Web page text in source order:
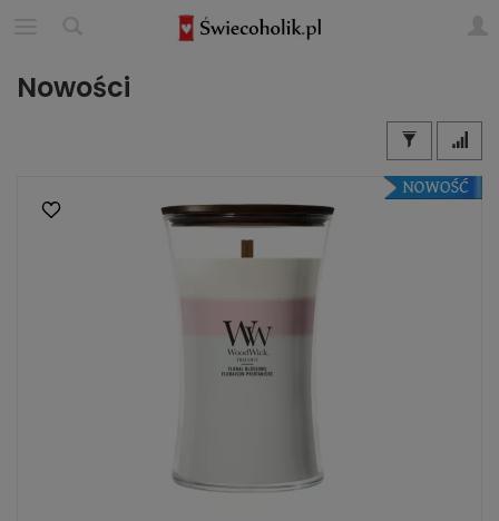
Nowości